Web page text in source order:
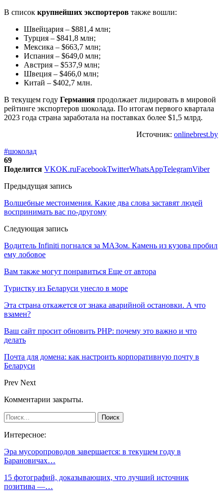
В список крупнейших экспортеров также вошли:
Швейцария – $881,4 млн;
Турция – $841,8 млн;
Мексика – $663,7 млн;
Испания – $649,0 млн;
Австрия – $537,9 млн;
Швеция – $466,0 млн;
Китай – $402,7 млн.
В текущем году Германия продолжает лидировать в мировой
рейтинге экспортеров шоколада. По итогам первого квартала
2023 года страна заработала на поставках более $1,5 млрд.
Источник: onlinebrest.by
#шоколад
69
Поделится VKOK.ruFacebookTwitterWhatsAppTelegramViber
Предыдущая запись
Волшебные местоимения. Какие два слова заставят людей
воспринимать вас по-другому
Следующая запись
Водитель Infiniti погнался за МАЗом. Камень из кузова пробил
ему лобовое
Вам также могут понравиться Еще от автора
Туристку из Беларуси унесло в море
Эта страна откажется от знака аварийной остановки. А что
взамен?
Ваш сайт просит обновить PHP: почему это важно и что
делать
Почта для домена: как настроить корпоративную почту в
Беларуси
Prev Next
Комментарии закрыты.
Интересное:
Эра мусоропроводов завершается: в текущем году в
Барановичах…
15 фотографий, доказывающих, что лучший источник
позитива —…